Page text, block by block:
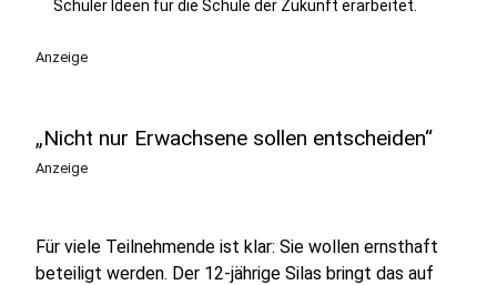
Schüler Ideen für die Schule der Zukunft erarbeitet.
Anzeige
„Nicht nur Erwachsene sollen entscheiden“
Anzeige
Für viele Teilnehmende ist klar: Sie wollen ernsthaft
beteiligt werden. Der 12-jährige Silas bringt das auf